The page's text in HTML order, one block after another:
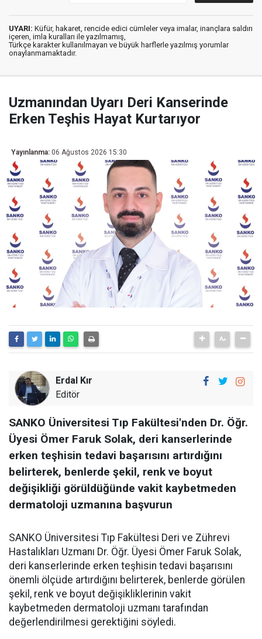
UYARI: Küfür, hakaret, rencide edici cümleler veya imalar, inançlara saldırı
içeren, imla kuralları ile yazılmamış,
Türkçe karakter kullanılmayan ve büyük harflerle yazılmış yorumlar
onaylanmamaktadır.
Uzmanından Uyarı Deri Kanserinde
Erken Teşhis Hayat Kurtarıyor
Yayınlanma: 06 Ağustos 2026 15:30
Erdal Kır
Editör
SANKO Üniversitesi Tıp Fakültesi'nden Dr. Öğr.
Üyesi Ömer Faruk Solak, deri kanserlerinde
erken teşhisin tedavi başarısını artırdığını
belirterek, benlerde şekil, renk ve boyut
değişikliği görüldüğünde vakit kaybetmeden
dermatoloji uzmanına başvurun
SANKO Üniversitesi Tıp Fakültesi Deri ve Zührevi
Hastalıkları Uzmanı Dr. Öğr. Üyesi Ömer Faruk Solak,
deri kanserlerinde erken teşhisin tedavi başarısını
önemli ölçüde artırdığını belirterek, benlerde görülen
şekil, renk ve boyut değişikliklerinin vakit
kaybetmeden dermatoloji uzmanı tarafından
değerlendirilmesi gerektiğini söyledi.